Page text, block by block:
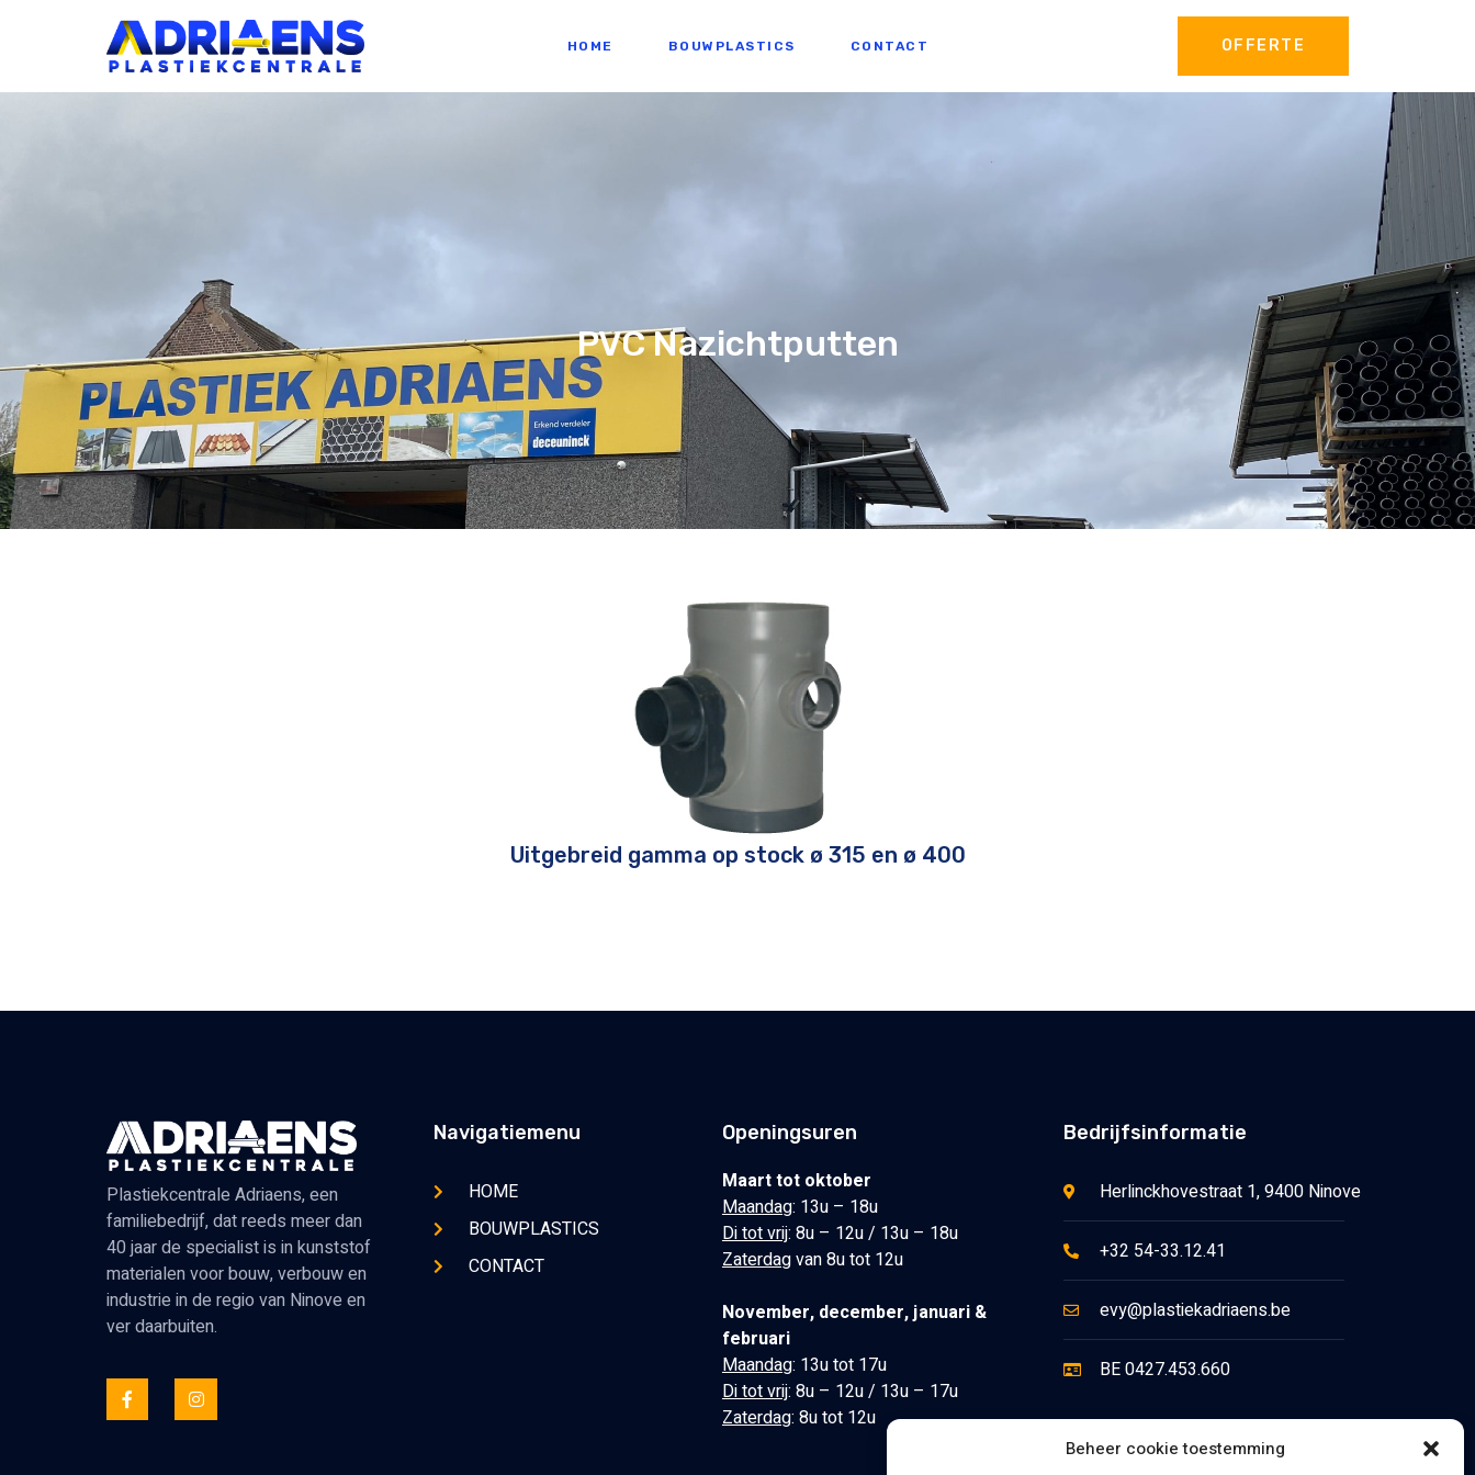
Beheer cookie toestemming
HOME BOUWPLASTICS CONTACT OFFERTE
PVC Nazichtputten
Uitgebreid gamma op stock ø 315 en ø 400
Plastiekcentrale Adriaens, een
familiebedrijf, dat reeds meer dan
40 jaar de specialist is in kunststof
materialen voor bouw, verbouw en
industrie in de regio van Ninove en
ver daarbuiten.
Navigatiemenu
HOME
BOUWPLASTICS
CONTACT
Openingsuren
Maart tot oktober
Maandag: 13u – 18u
Di tot vrij: 8u – 12u / 13u – 18u
Zaterdagvan 8u tot 12u
November, december, januari &
februari
Maandag: 13u tot 17u
Di tot vrij: 8u – 12u / 13u – 17u
Zaterdag: 8u tot 12u
Bedrijfsinformatie
Herlinckhovestraat 1, 9400 Ninove
+32 54-33.12.41
evy@plastiekadriaens.be
BE 0427.453.660